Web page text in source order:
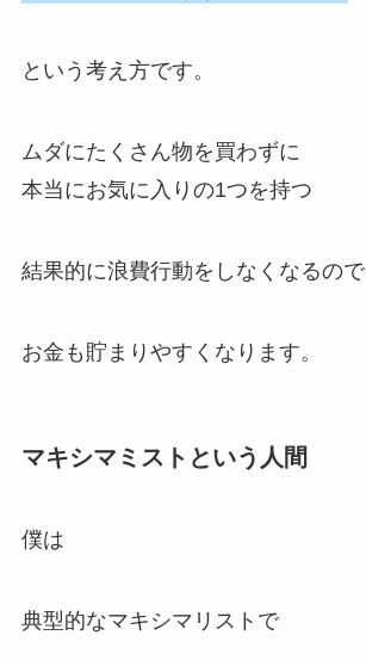
という考え方です。
ムダにたくさん物を買わずに
本当にお気に入りの1つを持つ
結果的に浪費行動をしなくなるので
お金も貯まりやすくなります。
マキシマミストという人間
僕は
典型的なマキシマリストで